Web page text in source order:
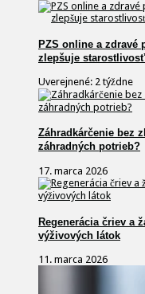
PZS online a zdravé
zlepšuje
Uverejnené: 2 týždne
Záhradkárčenie bez
záhradných potrieb?
17. marca 2026
Regenerácia čriev a
výživových látok
11. marca 2026